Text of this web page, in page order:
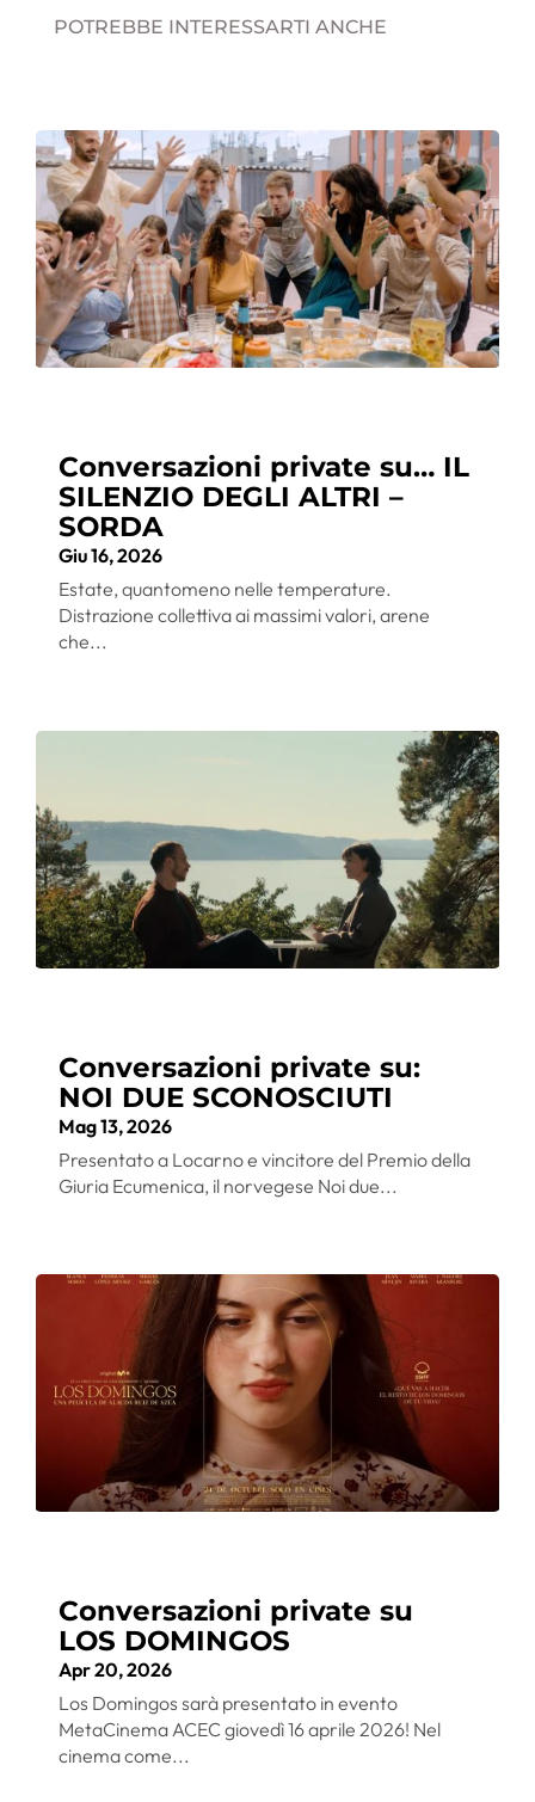
POTREBBE INTERESSARTI ANCHE
Conversazioni private su… IL
SILENZIO DEGLI ALTRI –
SORDA
Giu 16, 2026
Estate, quantomeno nelle temperature.
Distrazione collettiva ai massimi valori, arene
che...
Conversazioni private su:
NOI DUE SCONOSCIUTI
Mag 13, 2026
Presentato a Locarno e vincitore del Premio della
Giuria Ecumenica, il norvegese Noi due...
Conversazioni private su
LOS DOMINGOS
Apr 20, 2026
Los Domingos sarà presentato in evento
MetaCinema ACEC giovedì 16 aprile 2026! Nel
cinema come...